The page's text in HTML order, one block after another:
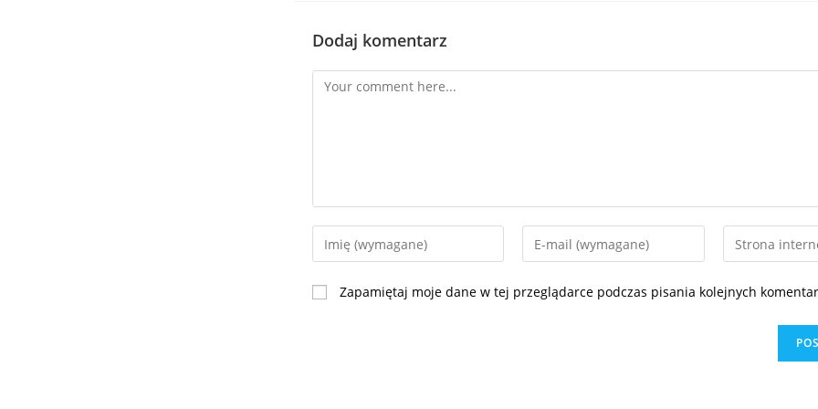
Dodaj komentarz
Zapamiętaj moje dane w tej przeglądarce podczas pisania kolejnych